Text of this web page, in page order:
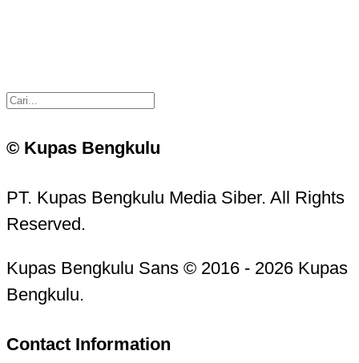
© Kupas Bengkulu
PT. Kupas Bengkulu Media Siber. All Rights
Reserved.
Kupas Bengkulu Sans © 2016 - 2026 Kupas
Bengkulu.
Contact Information